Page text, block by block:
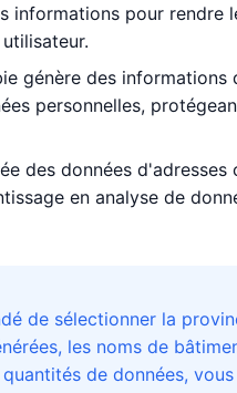
informations pour rendre
génère des
personnelles,
des données d'adresses
en analyse de
de sélectionner la
les noms de
de données,